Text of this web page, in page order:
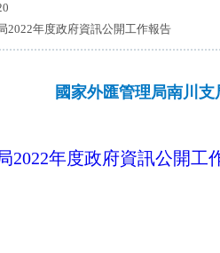
2022年度政府資訊公開工作報告
國家外匯管理局南川
2022年度政府資訊公開工